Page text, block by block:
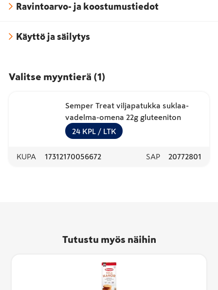
Ravintoarvo- ja koostumustiedot
Käyttö ja säilytys
Valitse myyntierä (1 )
Semper Treat viljapatukka suklaa-
vadelma-omena 22g gluteeniton
24 KPL / LTK
KUPA 17312170056672 SAP 20772801
Tutustu myös näihin